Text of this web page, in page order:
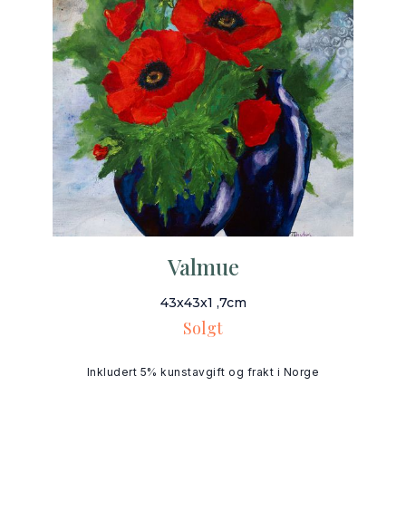
Valmue
43x43x1 ,7cm
Solgt
Inkludert 5% kunstavgift og frakt i Norge